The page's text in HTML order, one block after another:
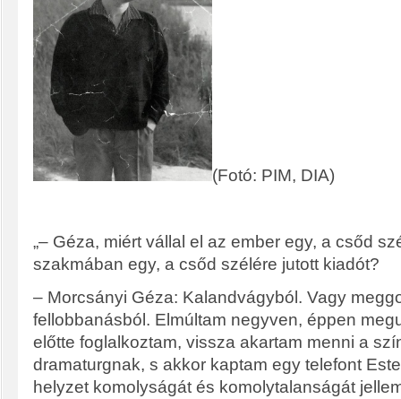
(Fotó: PIM, DIA)
„– Géza, miért vállal el az ember egy, a csőd
szakmában egy, a csőd szélére jutott kiadót?
– Morcsányi Géza: Kalandvágyból. Vagy
fellobbanásból. Elmúltam negyven, éppen
előtte foglalkoztam, vissza akartam menni a
dramaturgnak, s akkor kaptam egy telefont
helyzet komolyságát és komolytalanságát